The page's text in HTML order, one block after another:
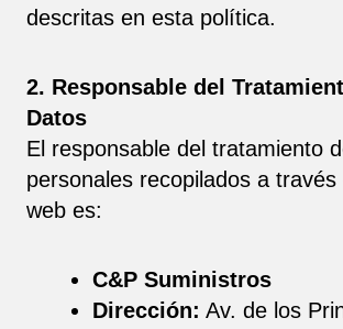
descritas en esta política.
2. Responsable del
Datos
El responsable del tratamiento
personales recopilados a
web es:
C&P Suministros
Dirección: Av. de los